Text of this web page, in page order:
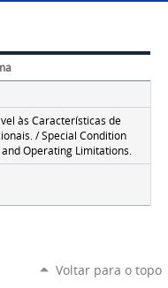
às Características de
/ Special Condition
Operating Limitations.
Voltar para o topo